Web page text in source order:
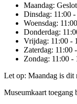
Maandag:
Dinsdag: 11:00
Woensdag:
Donderdag:
Vrijdag: 11:00 -
Zaterdag: 11:00
Zondag: 11:00 -
Let op: Maandag is dit
Museumkaart